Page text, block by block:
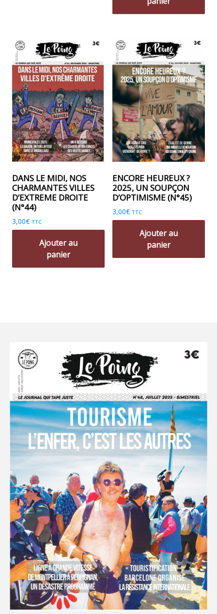
DANS LE MIDI, NOS
CHARMANTES VILLES
D’EXTREME DROITE
(N°44)
3,00€ TTC
Ajouter au
panier
ENCORE HEUREUX ?
2025, UN SOUPÇON
D’OPTIMISME (N°45)
3,00€ TTC
Ajouter au
panier